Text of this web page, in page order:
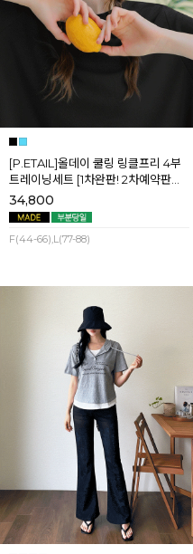
[P.ETAIL]올데이 쿨링 링클프리 4부
트레이닝세트 [1차완판! 2차예약판매]
[블랙L] 8월셋째주 순차배송
34,800
F(44-66),L(77-88)